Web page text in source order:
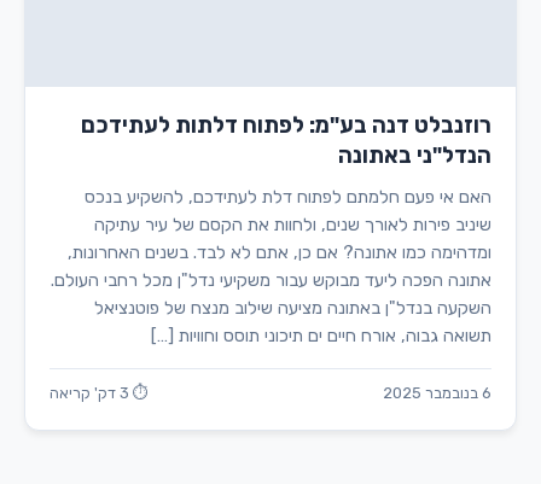
רוזנבלט דנה בע"מ: לפתוח דלתות לעתידכם
הנדל"ני באתונה
האם אי פעם חלמתם לפתוח דלת לעתידכם, להשקיע בנכס
שיניב פירות לאורך שנים, ולחוות את הקסם של עיר עתיקה
ומדהימה כמו אתונה? אם כן, אתם לא לבד. בשנים האחרונות,
אתונה הפכה ליעד מבוקש עבור משקיעי נדל"ן מכל רחבי העולם.
השקעה בנדל"ן באתונה מציעה שילוב מנצח של פוטנציאל
תשואה גבוה, אורח חיים ים תיכוני תוסס וחוויות […]
6 בנובמבר 2025 ⏱ 3 דק' קריאה